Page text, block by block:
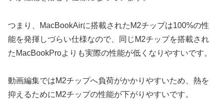
つまり、MacBookAirに搭載されたM2チップは100%の性
能を発揮しづらい仕様なので、同じM2チップを搭載され
たMacBookProよりも実際の性能が低くなりやすいです。
動画編集ではM2チップへ負荷がかかりやすいため、熱を
抑えるためにM2チップの性能が下がりやすいです。